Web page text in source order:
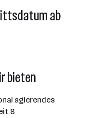
ab
bieten
agierendes
8